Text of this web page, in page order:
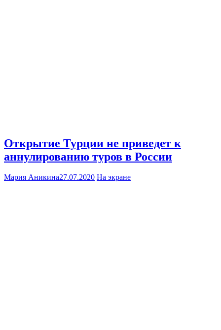
Открытие Турции не приведет к
аннулированию туров в России
Мария Аникина27.07.2020 На экране